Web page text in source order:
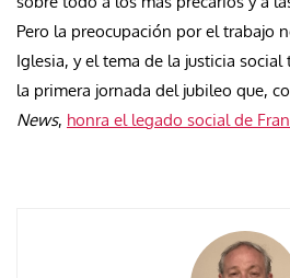
Pero la preocupación por el trabajo
Iglesia, y el tema de la justicia social
la primera jornada del jubileo que,
News, honra el legado social de